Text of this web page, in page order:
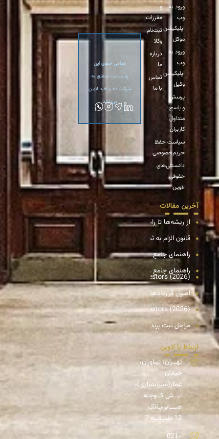
ورود به
وب
اپلیکیشن
موکل
ورود به
وب
اپلیکیشن
وکیل
پرسش
و پاسخ
متداول
کاربران
سیاست حفظ
حریم‌خصوصی
دانستنی‌های
حقوقی
لاوین
و
مقررات
ثبت‌نام
وکلا
درباره
ما
تماس
با ما
آخرین مقالات
از ریشه‌ها تا راهکارهای حل اختلافات بین سهامداران در شرکت‌های
قانون الزام به ثبت رسمی معاملات اموال غیرمنقول؛ پایان دوران قولنامه
راهنمای جامع انتقال سهام شرکت
راهنمای جامع و تحلیلی انحلال شرکت سهامی خاص
A Complete Legal Guide for International Investors (2026)
اصول قراردادهای بین‌المللی؛ راهنمای جامع تنظیم و بررسی قراردادهای
in Iran: A Complete Guide for Foreign Investors (2026)
مراحل ثبت برند؛ راهنمای گام‌به‌گام و عملی
ارتباط با لاوین
تهــران، نیـاوران،
خیابان
عمار(میـرانصاری)،
نبــش کــوچـه
صـــابر،پـلاک
12،طبــقــه 7
021-
تمامی حقوق این
وب‌سایت متعلق به
شرکت داد و خرد لاوین
می‌باشد.